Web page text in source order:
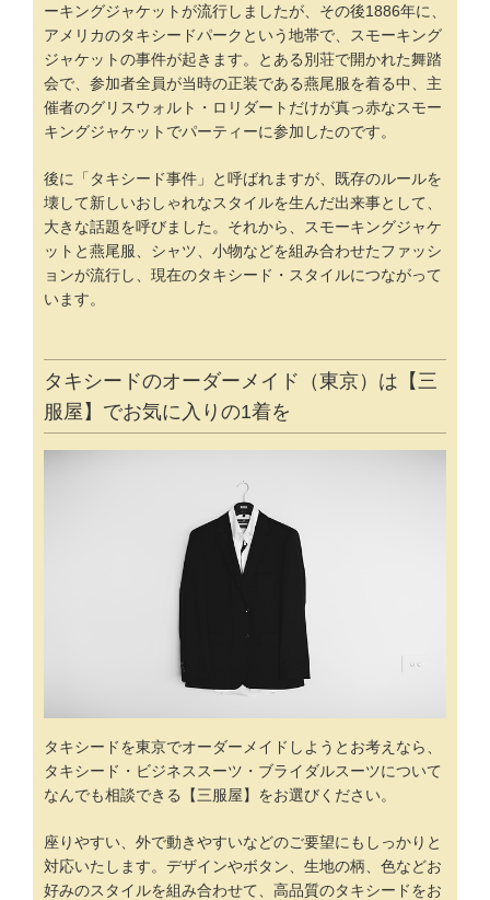
ーキングジャケットが流行しましたが、その後1886年に、
アメリカのタキシードパークという地帯で、スモーキング
ジャケットの事件が起きます。とある別荘で開かれた舞踏
会で、参加者全員が当時の正装である燕尾服を着る中、主
催者のグリスウォルト・ロリダートだけが真っ赤なスモー
キングジャケットでパーティーに参加したのです。
後に「タキシード事件」と呼ばれますが、既存のルールを
壊して新しいおしゃれなスタイルを生んだ出来事として、
大きな話題を呼びました。それから、スモーキングジャケ
ットと燕尾服、シャツ、小物などを組み合わせたファッシ
ョンが流行し、現在のタキシード・スタイルにつながって
います。
タキシードのオーダーメイド（東京）は【三
服屋】でお気に入りの1着を
タキシードを東京でオーダーメイドしようとお考えなら、
タキシード・ビジネススーツ・ブライダルスーツについて
なんでも相談できる【三服屋】をお選びください。
座りやすい、外で動きやすいなどのご要望にもしっかりと
対応いたします。デザインやボタン、生地の柄、色などお
好みのスタイルを組み合わせて、高品質のタキシードをお